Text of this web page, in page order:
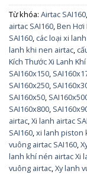
Từ khóa: Airtac SAI160,
airtac SAI160,Ben Hơi
SAI160, các loại xi
lanh khi nen airtac,
Kích Thước Xi Lanh
SAI160x150,
SAI160x250,
SAI160x50,
SAI160x800,
airtac,Xi lanh airtac
SAI160,xi lanh piston
vuông airtac SAI160,
lanh khí nén airtac Xi
vuông airtac,Xy lanh